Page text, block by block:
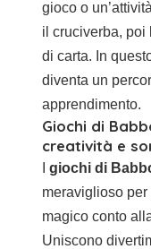
gioco o
il cruciverba, poi
di carta. In
diventa un
apprendimento.
Giochi di
creatività e
giochi di
meraviglioso
magico conto
Uniscono